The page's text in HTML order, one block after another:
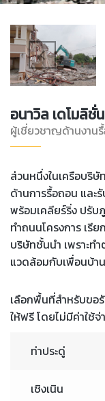
อนาวิล เดโมลิชั่น
ผู้เชี่ยวชาญด้านงาน
ส่วนหนึ่งในเครือบริษั
ด้านการรื้อถอน และ
พร้อมเคลียร์ริ่ง ปรับ
ทำถนนโครงการ เรีย
บริษัทชั้นนำ เพราะท
แวดล้อมกับเพื่อนบ้าน
เลือกพื้นที่สำหรับขอ
ให้ฟรี โดยไม่มีค่าใช้
ท่าประดู่
เชิงเนิน